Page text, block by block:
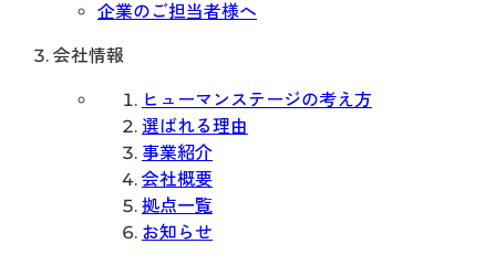
企業のご担当者様へ
会社情報
ヒューマンステージの考え方
選ばれる理由
事業紹介
会社概要
拠点一覧
お知らせ